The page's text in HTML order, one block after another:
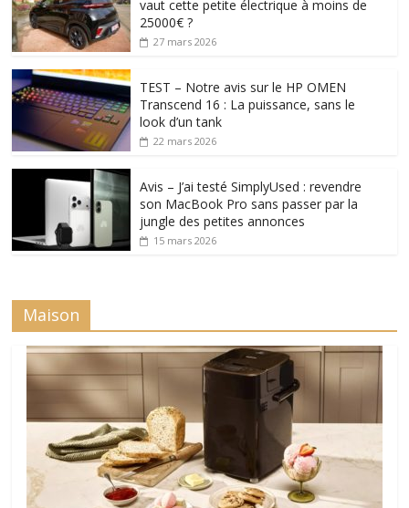
vaut cette petite électrique à moins de
25000€ ?
27 mars 2026
TEST – Notre avis sur le HP OMEN
Transcend 16 : La puissance, sans le
look d’un tank
22 mars 2026
Avis – J’ai testé SimplyUsed : revendre
son MacBook Pro sans passer par la
jungle des petites annonces
15 mars 2026
Maison